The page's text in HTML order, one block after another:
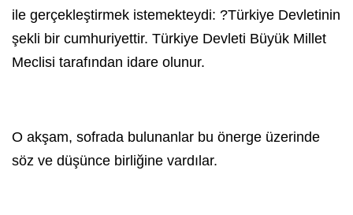
ile gerçekleştirmek istemekteydi: ?Türkiye Devletinin
şekli bir cumhuriyettir. Türkiye Devleti Büyük Millet
Meclisi tarafından idare olunur.
O akşam, sofrada bulunanlar bu önerge üzerinde
söz ve düşünce birliğine vardılar.